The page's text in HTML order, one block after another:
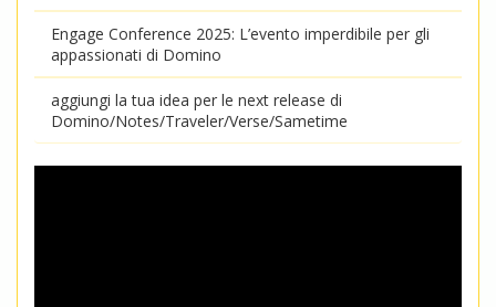
Engage Conference 2025: L’evento imperdibile per gli
appassionati di Domino
aggiungi la tua idea per le next release di
Domino/Notes/Traveler/Verse/Sametime